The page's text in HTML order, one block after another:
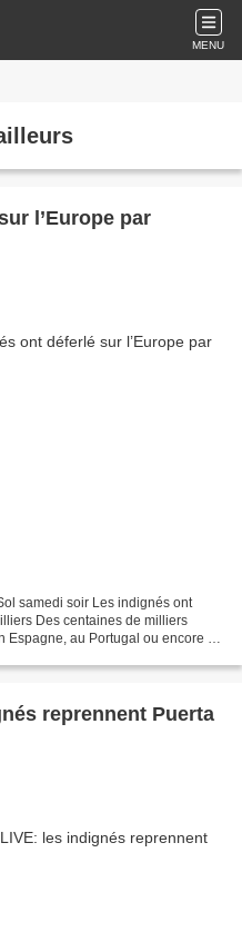
MENU
l’Europe par
samedi soir Les indignés ont
Des centaines de milliers
au Portugal ou encore en
reprennent Puerta